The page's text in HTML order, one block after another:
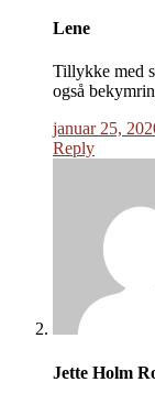
Lene
Tillykke med
også
januar 25,
Reply
Jette Holm